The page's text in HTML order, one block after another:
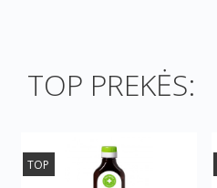
TOP PREKĖS:
TOP